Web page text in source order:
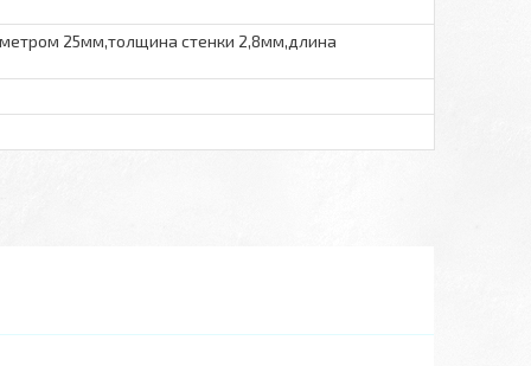
25мм,толщина стенки 2,8мм,длина